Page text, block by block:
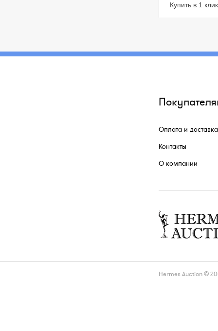
Купить в 1 клик
Оплата и доставка
Контакты
О компании
Hermes Auction ©